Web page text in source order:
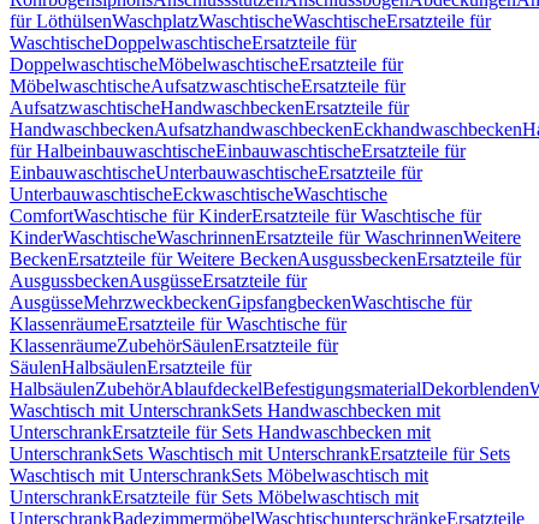
für LöthülsenWaschplatzWaschtischeWaschtischeErsatzteile für
WaschtischeDoppelwaschtischeErsatzteile für
DoppelwaschtischeMöbelwaschtischeErsatzteile für
MöbelwaschtischeAufsatzwaschtischeErsatzteile für
AufsatzwaschtischeHandwaschbeckenErsatzteile für
HandwaschbeckenAufsatzhandwaschbeckenEckhandwaschbecken
für HalbeinbauwaschtischeEinbauwaschtischeErsatzteile für
EinbauwaschtischeUnterbauwaschtischeErsatzteile für
UnterbauwaschtischeEckwaschtischeWaschtische
ComfortWaschtische für KinderErsatzteile für Waschtische für
KinderWaschtischeWaschrinnenErsatzteile für WaschrinnenWeitere
BeckenErsatzteile für Weitere BeckenAusgussbeckenErsatzteile für
AusgussbeckenAusgüsseErsatzteile für
AusgüsseMehrzweckbeckenGipsfangbeckenWaschtische für
KlassenräumeErsatzteile für Waschtische für
KlassenräumeZubehörSäulenErsatzteile für
SäulenHalbsäulenErsatzteile für
HalbsäulenZubehörAblaufdeckelBefestigungsmaterialDekorblenden
Waschtisch mit UnterschrankSets Handwaschbecken mit
UnterschrankErsatzteile für Sets Handwaschbecken mit
UnterschrankSets Waschtisch mit UnterschrankErsatzteile für Sets
Waschtisch mit UnterschrankSets Möbelwaschtisch mit
UnterschrankErsatzteile für Sets Möbelwaschtisch mit
UnterschrankBadezimmermöbelWaschtischunterschränkeErsatzteile